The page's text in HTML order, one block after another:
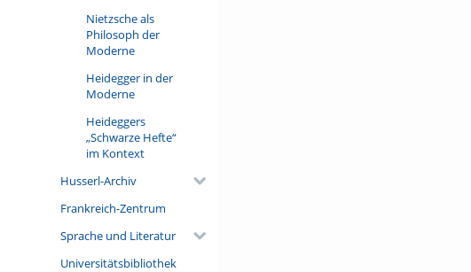
Nietzsche als
Philosoph der
Moderne
Heidegger in der
Moderne
Heideggers
„Schwarze Hefte“
im Kontext
Husserl-Archiv
Frankreich-Zentrum
Sprache und Literatur
Universitätsbibliothek